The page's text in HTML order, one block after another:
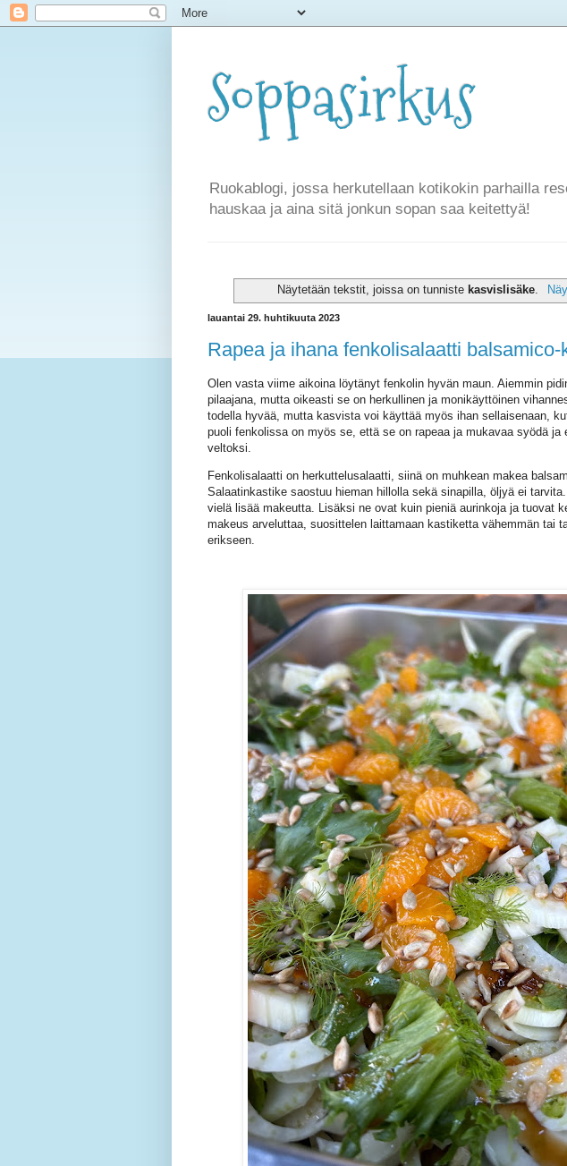
Soppasirkus
Ruokablogi, jossa herkutellaan kotikokin parhailla
hauskaa ja aina sitä jonkun sopan saa keitettyä!
Näytetään tekstit, joissa on tunniste kasvislisäke.
lauantai 29. huhtikuuta 2023
Rapea ja ihana fenkolisalaatti
Olen vasta viime aikoina löytänyt fenkolin hyvän maun. Aiemmin
pilaajana, mutta oikeasti se on herkullinen ja monikäyttöinen
todella hyvää, mutta kasvista voi käyttää myös ihan sellaisenaan,
puoli fenkolissa on myös se, että se on rapeaa ja mukavaa syödä ja
veltoksi.
Fenkolisalaatti on herkuttelusalaatti, siinä on muhkean makea
Salaatinkastike saostuu hieman hillolla sekä sinapilla, öljyä ei
vielä lisää makeutta. Lisäksi ne ovat kuin pieniä aurinkoja ja tuovat
makeus arveluttaa, suosittelen laittamaan kastiketta vähemmän tai
erikseen.